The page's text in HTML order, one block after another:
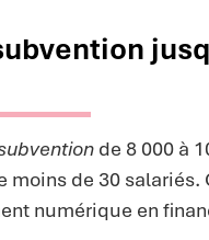
de 8 000 à
moins de 30
numérique en